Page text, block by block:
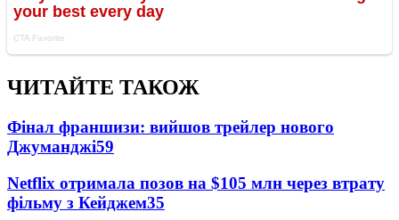
ЧИТАЙТЕ ТАКОЖ
Фінал франшизи: вийшов трейлер нового
Джуманджі59
Netflix отримала позов на $105 млн через втрату
фільму з Кейджем35